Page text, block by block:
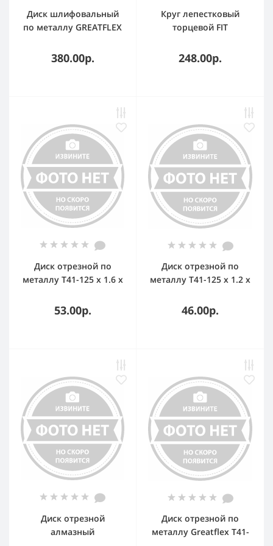
Диск шлифовальный
по металлу GREATFLEX
класс Master
380.00р.
Круг лепестковый
торцевой FIT
лепестка, 125 х 22,2 мм,
Р40 71-12540
248.00р.
Диск отрезной по
металлу T41-125 х 1.6 х
53.00р.
Диск отрезной по
металлу T41-125 х 1.2 х
46.00р.
Диск отрезной
алмазный
Диск отрезной по
металлу Greatflex T41-